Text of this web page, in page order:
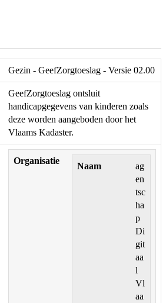
Gezin - GeefZorgtoeslag - Versie 02.00
GeefZorgtoeslag ontsluit
handicapgegevens van kinderen zoals
deze worden aangeboden door het
Vlaams Kadaster.
Organisatie
Naam
ag
en
tsc
ha
p
Di
git
aa
l
Vl
aa